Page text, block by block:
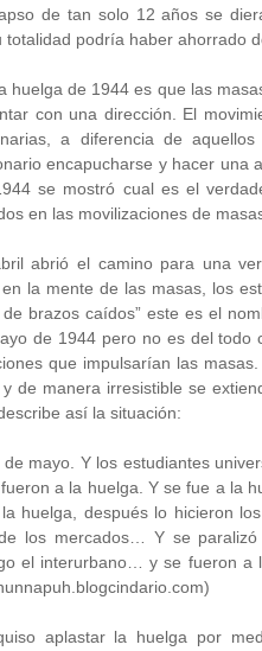
de tan solo 12 años se
totalidad podría haber ahorrado
huelga de 1944 es que las
con una dirección. El
a diferencia de
encapucharse y hacer una
se mostró cual es el
en las movilizaciones de
abrió el camino para una
la mente de las masas, los
de brazos caídos” este es el
de 1944 pero no es del
que impulsarían las
de manera irresistible se
así la situación:
de mayo. Y los estudiantes
a la huelga. Y se fue a la
huelga, después lo hicieron
los mercados… Y se
el interurbano… y se fueron a
aplastar la huelga por